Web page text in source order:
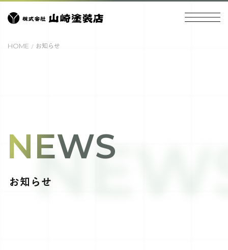
NEWS
お知らせ
HOME お知らせ